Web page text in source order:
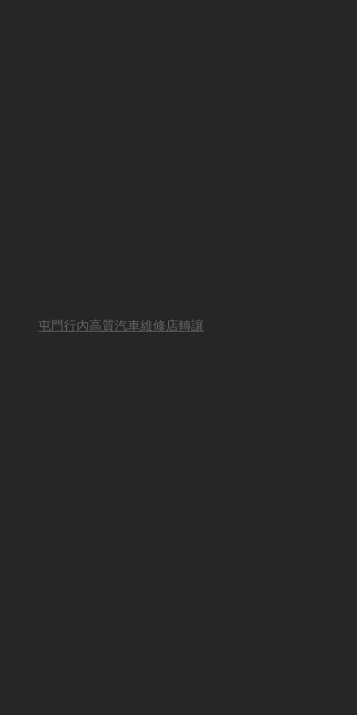
屯門行內高質汽車維修店轉讓